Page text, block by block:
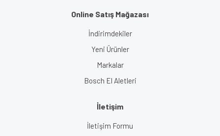
Online Satış Mağazası
İndirimdekiler
Yeni Ürünler
Markalar
Bosch El Aletleri
İletişim
İletişim Formu